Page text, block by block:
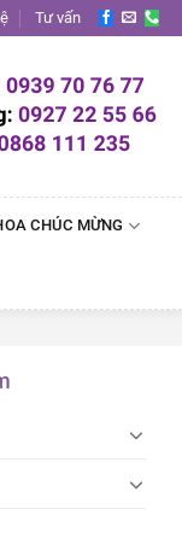
Tư vấn
CHÚC MỪNG